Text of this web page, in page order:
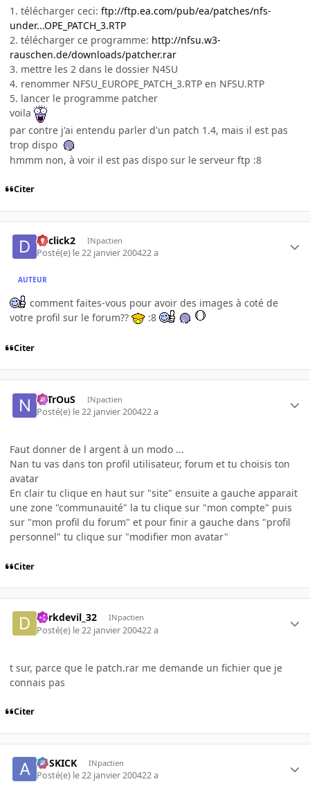
1. télécharger ceci: ftp://ftp.ea.com/pub/ea/patches/nfs-
under...OPE_PATCH_3.RTP
2. télécharger ce programme: http://nfsu.w3-
rauschen.de/downloads/patcher.rar
3. mettre les 2 dans le dossier N4SU
4. renommer NFSU_EUROPE_PATCH_3.RTP en NFSU.RTP
5. lancer le programme patcher
voila
par contre j'ai entendu parler d'un patch 1.4, mais il est pas
trop dispo
hmmm non, à voir il est pas dispo sur le serveur ftp :8
Citer
declick2 INpactien
Posté(e) le 22 janvier 200422 a
AUTEUR
comment faites-vous pour avoir des images à coté de
votre profil sur le forum??
:8
Citer
NiTrOuS INpactien
Posté(e) le 22 janvier 200422 a
Faut donner de l argent à un modo ...
Nan tu vas dans ton profil utilisateur, forum et tu choisis ton
avatar
En clair tu clique en haut sur "site" ensuite a gauche apparait
une zone "communauité" la tu clique sur "mon compte" puis
sur "mon profil du forum" et pour finir a gauche dans "profil
personnel" tu clique sur "modifier mon avatar"
Citer
darkdevil_32 INpactien
Posté(e) le 22 janvier 200422 a
t sur, parce que le patch.rar me demande un fichier que je
connais pas
Citer
ASSKICK INpactien
Posté(e) le 22 janvier 200422 a